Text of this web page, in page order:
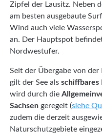
Zipfel der Lausitz. Neben
am besten ausgebaute
Wind auch viele
an. Der Hauptspot
Nordwestufer.
Seit der Übergabe von der
gilt der See als schiffbares
wird durch die
Sachsen geregelt (siehe
zudem die derzeit
Naturschutzgebiete